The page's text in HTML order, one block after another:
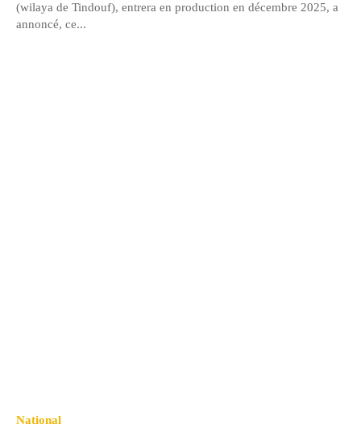
(wilaya de Tindouf), entrera en production en décembre 2025, a
annoncé, ce...
National